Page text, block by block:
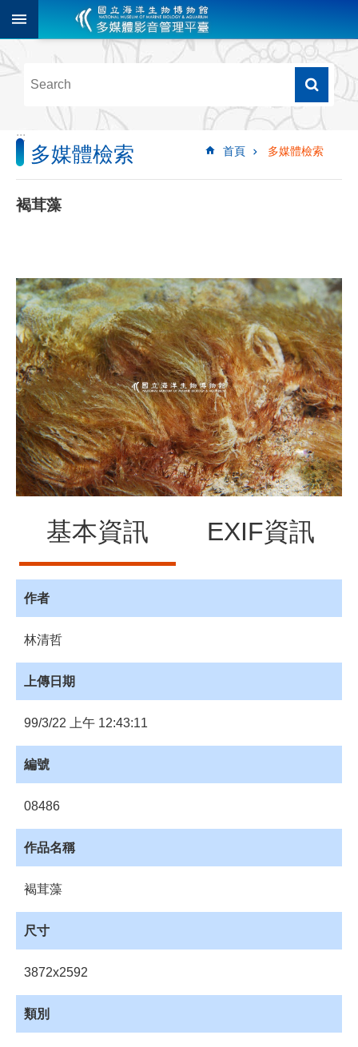
跳到主要內容區塊
階
尋
多
媒
體
檢
像
影
音
音
源
訊
息
發
布
諮
詢
會
員
專
館
員
網
站
購
理
資
:::
首頁 多媒體檢索
多媒體檢索
褐茸藻
基本資訊 EXIF資訊
作者
林清哲
上傳日期
99/3/22 上午 12:43:11
編號
08486
作品名稱
褐茸藻
尺寸
3872x2592
類別